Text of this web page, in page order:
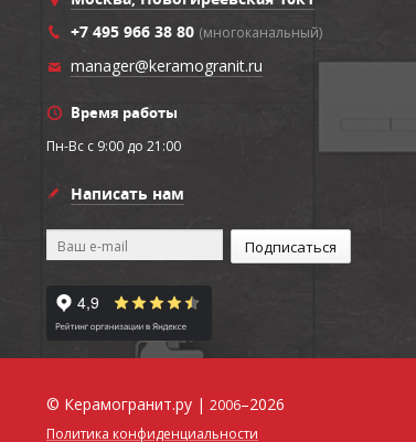
+7 495 966 38 80 (многоканальный)
manager@keramogranit.ru
Время работы
Пн-Вс c 9:00 до 21:00
Написать нам
© Керамогранит.ру | 2006–2026
Политика конфиденциальности